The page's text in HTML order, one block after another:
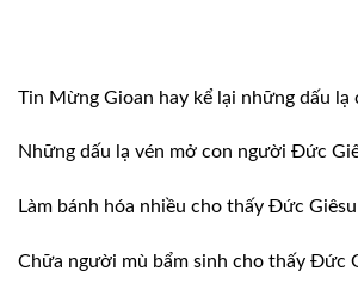
Tin Mừng Gioan hay kể lại những dấu lạ
Những dấu lạ vén mở con người Ðức
Làm bánh hóa nhiều cho thấy Ðức
Chữa người mù bẩm sinh cho thấy Ðức